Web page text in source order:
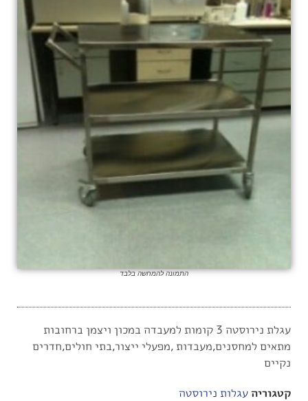
התמונה להמחשה בלבד
עגלת נירוסטה 3 קומות למעבדה במכון ויצמן ברחובות
מתאים למחסנים,מעבדות ,מפעלי ייצור,בתי חולים,חדרים
נקיים
קטגוריהעגלות נירוסטה